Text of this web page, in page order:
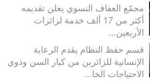
مجمّع العفاف النسوي يعلن تقديمه
أكثر من 17 ألف خدمة لزائرات
الأربعين...
قسم حفظ النظام يقدم الرعاية
الإنسانية للزائرين من كبار السن وذوي
الاحتياجات الخا...